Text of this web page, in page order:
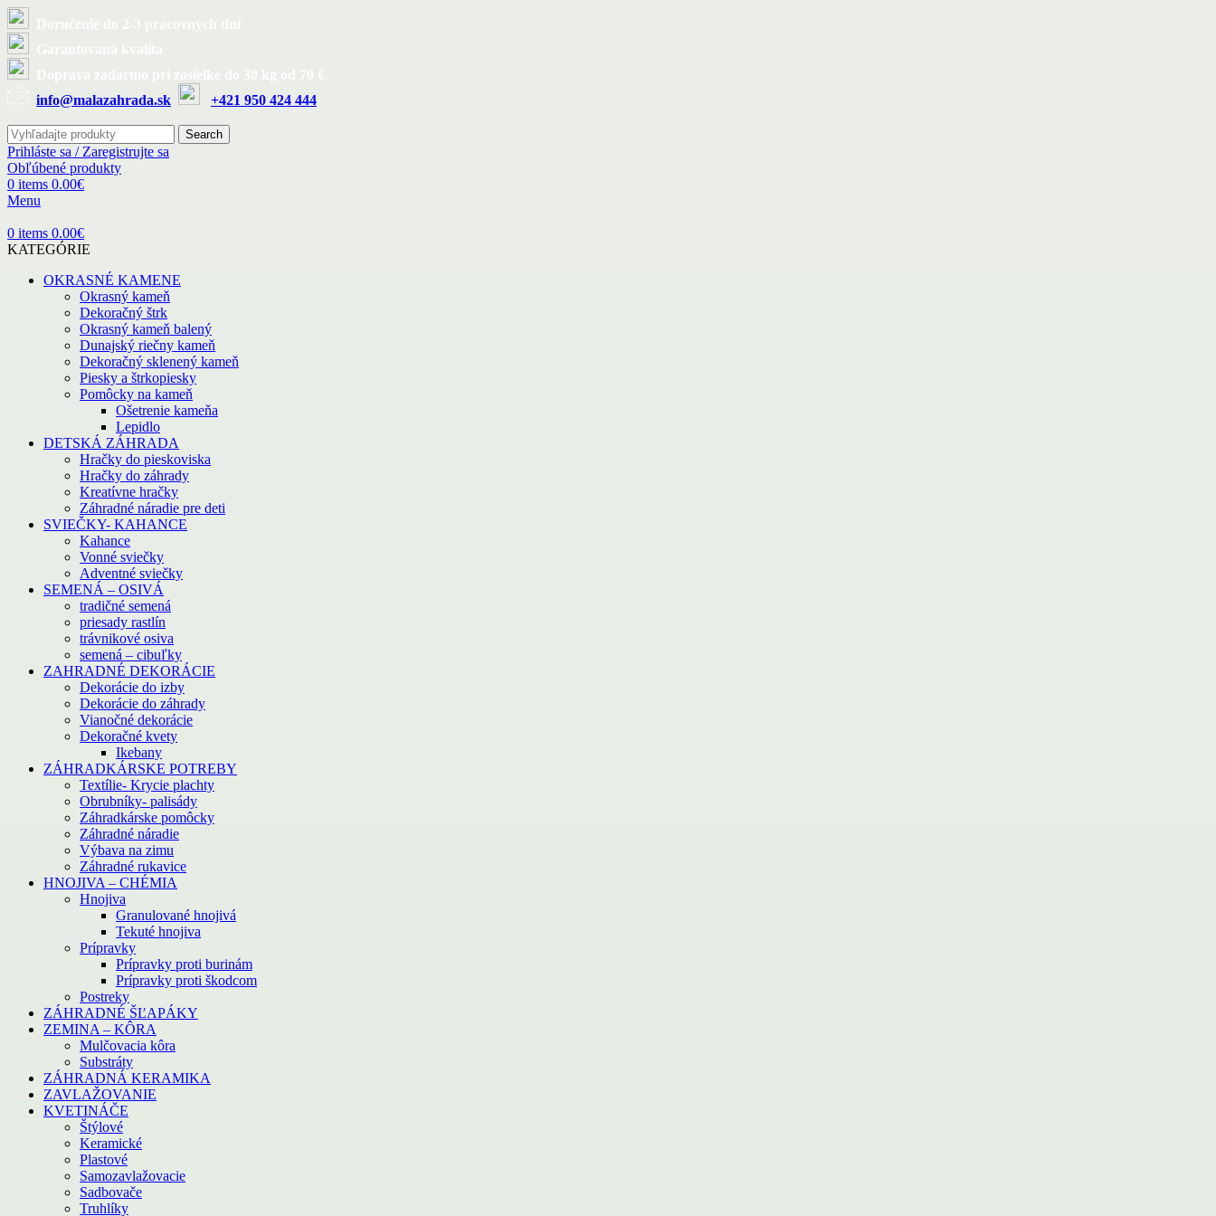
info@malazahrada.sk
+421 950 424 444
Search
Prihláste sa / Zaregistrujte sa
Obľúbené produkty
0 items 0.00€
Menu
0 items 0.00€
KATEGÓRIE
OKRASNÉ KAMENE
Okrasný kameň
Dekoračný štrk
Okrasný kameň balený
Dunajský riečny kameň
Dekoračný sklenený kameň
Piesky a štrkopiesky
Pomôcky na kameň
Ošetrenie kameňa
Lepidlo
DETSKÁ ZÁHRADA
Hračky do pieskoviska
Hračky do záhrady
Kreatívne hračky
Záhradné náradie pre deti
SVIEČKY- KAHANCE
Kahance
Vonné sviečky
Adventné sviečky
SEMENÁ – OSIVÁ
tradičné semená
priesady rastlín
trávnikové osiva
semená – cibuľky
ZAHRADNÉ DEKORÁCIE
Dekorácie do izby
Dekorácie do záhrady
Vianočné dekorácie
Dekoračné kvety
Ikebany
ZÁHRADKÁRSKE POTREBY
Textílie- Krycie plachty
Obrubníky- palisády
Záhradkárske pomôcky
Záhradné náradie
Výbava na zimu
Záhradné rukavice
HNOJIVA – CHÉMIA
Hnojiva
Granulované hnojivá
Tekuté hnojiva
Prípravky
Prípravky proti burinám
Prípravky proti škodcom
Postreky
ZÁHRADNÉ ŠĽAPÁKY
ZEMINA – KÔRA
Mulčovacia kôra
Substráty
ZÁHRADNÁ KERAMIKA
ZAVLAŽOVANIE
KVETINÁČE
Štýlové
Keramické
Plastové
Samozavlažovacie
Sadbovače
Truhlíky